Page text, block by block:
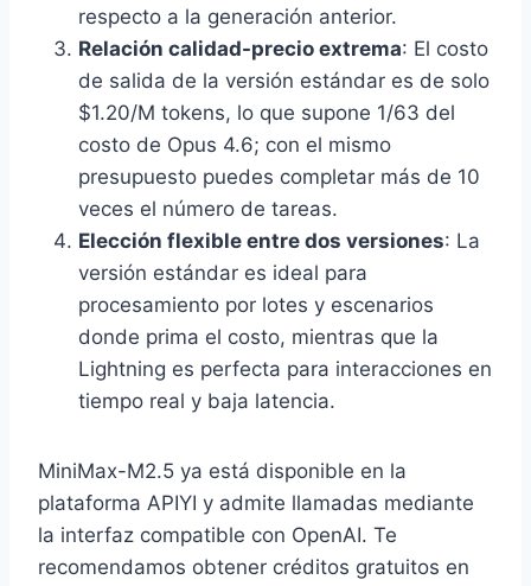
respecto a la generación anterior.
Relación calidad-precio extrema: El costo
de salida de la versión estándar es de solo
$1.20/M tokens, lo que supone 1/63 del
costo de Opus 4.6; con el mismo
presupuesto puedes completar más de 10
veces el número de tareas.
Elección flexible entre dos versiones: La
versión estándar es ideal para
procesamiento por lotes y escenarios
donde prima el costo, mientras que la
Lightning es perfecta para interacciones en
tiempo real y baja latencia.
MiniMax-M2.5 ya está disponible en la
plataforma APIYI y admite llamadas mediante
la interfaz compatible con OpenAI. Te
recomendamos obtener créditos gratuitos en